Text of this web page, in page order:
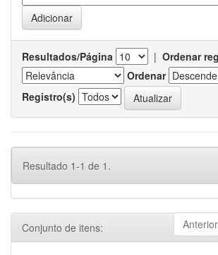
Resultados/Página | Ordenar
Ordenar
Registro(s)
Resultado 1-1 de 1.
Anterior
Conjunto de itens: